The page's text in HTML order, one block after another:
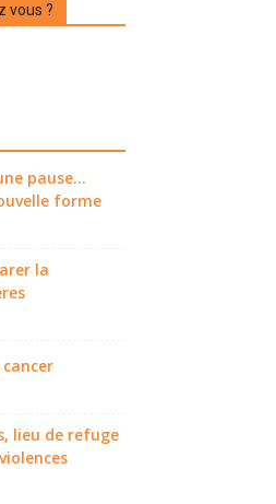
vous ?
pause...
forme
la
lieu de refuge